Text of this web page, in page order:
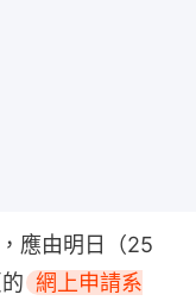
應由明日（25
網上申請系